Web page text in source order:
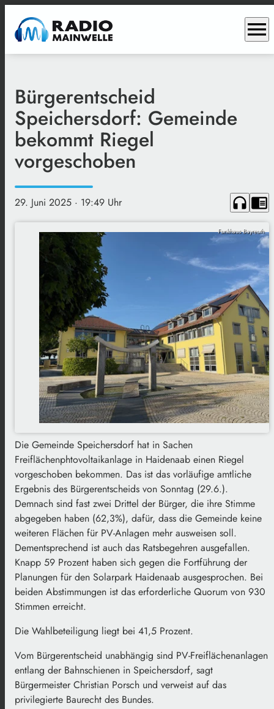
menu
Bürgerentscheid
Speichersdorf: Gemeinde
bekommt Riegel
vorgeschoben
29. Juni 2025 · 19:49 Uhr headphones chrome_reader_mode
Funkhaus Bayreuth
Die Gemeinde Speichersdorf hat in Sachen
Freiflächenphtovoltaikanlage in Haidenaab einen Riegel
vorgeschoben bekommen. Das ist das vorläufige amtliche
Ergebnis des Bürgerentscheids von Sonntag (29.6.).
Demnach sind fast zwei Drittel der Bürger, die ihre Stimme
abgegeben haben (62,3%), dafür, dass die Gemeinde keine
weiteren Flächen für PV-Anlagen mehr ausweisen soll.
Dementsprechend ist auch das Ratsbegehren ausgefallen.
Knapp 59 Prozent haben sich gegen die Fortführung der
Planungen für den Solarpark Haidenaab ausgesprochen. Bei
beiden Abstimmungen ist das erforderliche Quorum von 930
Stimmen erreicht.
Die Wahlbeteiligung liegt bei 41,5 Prozent.
Vom Bürgerentscheid unabhängig sind PV-Freiflächenanlagen
entlang der Bahnschienen in Speichersdorf, sagt
Bürgermeister Christian Porsch und verweist auf das
privilegierte Baurecht des Bundes.